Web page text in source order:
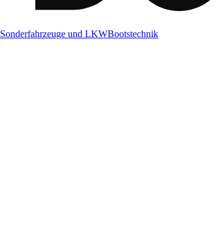
Sonderfahrzeuge und LKWBootstechnik